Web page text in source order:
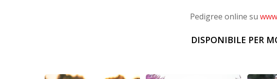
Pedigree online su
DISPONIBILE PER